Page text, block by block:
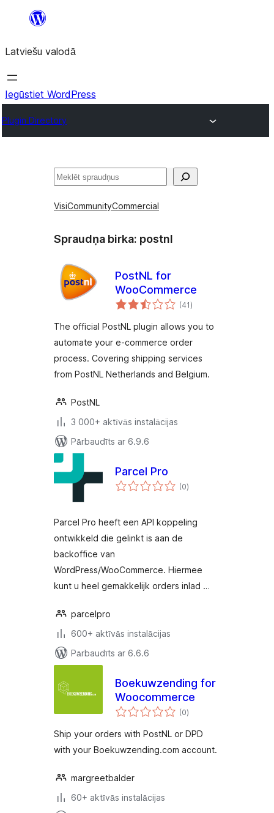
Pāriet
saturu
Latviešu valodā
Iegūstiet WordPress
Plugin Directory
Meklēt
VisiCommunityCommercial
Spraudņa birka: postnl
PostNL for
WooCommerce
(41vērtējumu
kopsumma
)
The official PostNL plugin allows you to
automate your e-commerce order
process. Covering shipping services
from PostNL Netherlands and Belgium.
PostNL
3 000+ aktīvās instalācijas
Pārbaudīts ar 6.9.6
Parcel Pro
(0vērtējumu
kopsumma
)
Parcel Pro heeft een API koppeling
ontwikkeld die gelinkt is aan de
backoffice van
WordPress/WooCommerce. Hiermee
kunt u heel gemakkelijk orders inlad …
parcelpro
600+ aktīvās instalācijas
Pārbaudīts ar 6.6.6
Boekuwzending for
Woocommerce
(0vērtējumu
kopsumma
)
Ship your orders with PostNL or DPD
with your Boekuwzending.com account.
margreetbalder
60+ aktīvās instalācijas